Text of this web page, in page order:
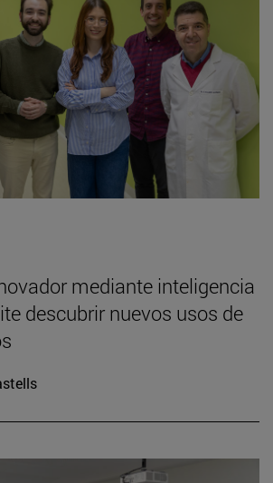
mediante inteligencia
descubrir nuevos usos de